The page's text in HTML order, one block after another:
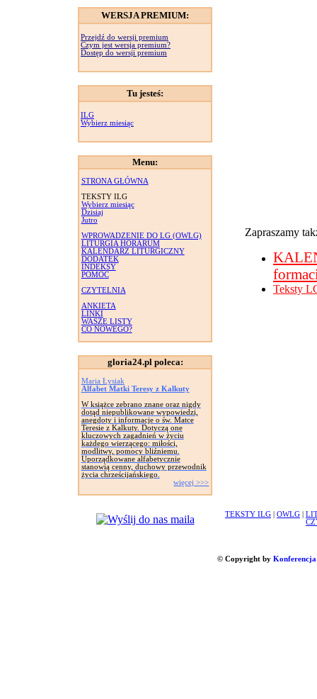
WERSJA PREMIUM:
Przejdź do wersji premium
Czym jest wersja premium?
Dostęp do wersji premium
Tu jesteś:
ILG
Wybierz miesiąc
Menu:
STRONA GŁÓWNA
TEKSTY ILG
Wybierz miesiąc
Dzisiaj
Jutro
WPROWADZENIE DO LG (OWLG)
LITURGIA HORARUM
KALENDARZ LITURGICZNY
DODATEK
INDEKSY
POMOC
CZYTELNIA
ANKIETA
LINKI
WASZE LISTY
CO NOWEGO?
gloria24.pl poleca:
Maria Łysiak
Alfabet Matki Teresy z Kalkuty
W książce zebrano znane oraz nigdy
dotąd niepublikowane wypowiedzi,
anegdoty i informacje o św. Matce
Teresie z Kalkuty. Dotyczą one
kluczowych zagadnień w życiu
każdego wierzącego: miłości,
modlitwy, pomocy bliźniemu.
Uporządkowane alfabetycznie
stanowią cenny, duchowy przewodnik
życia chrześcijańskiego.
więcej >>>
Zapraszamy
Teksty
TEKSTY ILG OWLG
© Copyright by Konferencja